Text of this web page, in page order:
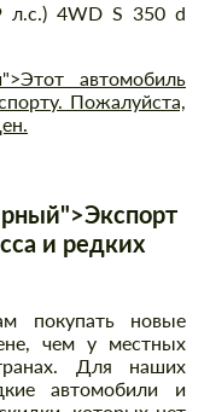
л.с.) 4WD S 350 d
автомобиль
Пожалуйста,
и редких
покупать новые
чем у местных
Для наших
автомобили и